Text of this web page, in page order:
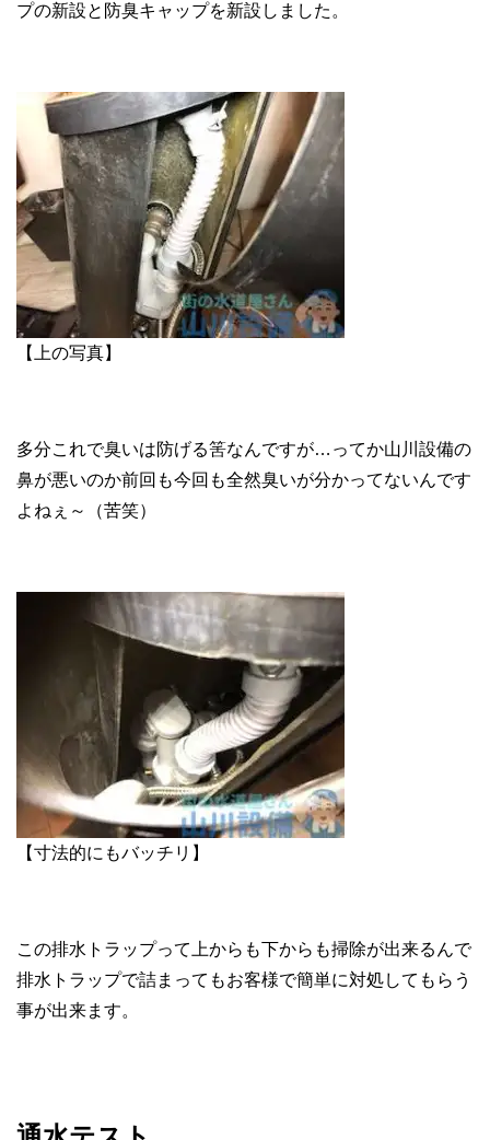
プの新設と防臭キャップを新設しました。
【上の写真】
多分これで臭いは防げる筈なんですが…ってか山川設備の
鼻が悪いのか前回も今回も全然臭いが分かってないんです
よねぇ～（苦笑）
【寸法的にもバッチリ】
この排水トラップって上からも下からも掃除が出来るんで
排水トラップで詰まってもお客様で簡単に対処してもらう
事が出来ます。